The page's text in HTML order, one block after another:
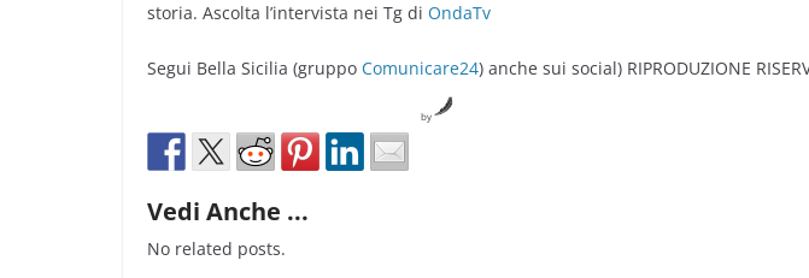
storia. Ascolta l’intervista nei Tg di OndaTv
Segui Bella Sicilia (gruppo Comunicare24) anche sui social) RIPRODUZIONE
by
Vedi Anche ...
No related posts.